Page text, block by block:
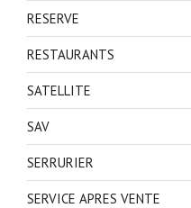
RESERVE
RESTAURANTS
SATELLITE
SAV
SERRURIER
SERVICE APRES VENTE